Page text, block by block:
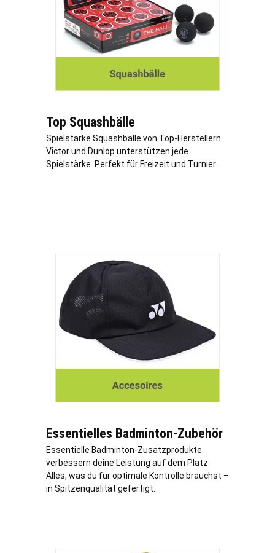
Top Squashbälle
Spielstarke Squashbälle von Top-Herstellern
Victor und Dunlop unterstützen jede
Spielstärke. Perfekt für Freizeit und Turnier.
Essentielles Badminton-Zubehör
Essentielle Badminton-Zusatzprodukte
verbessern deine Leistung auf dem Platz.
Alles, was du für optimale Kontrolle brauchst –
in Spitzenqualität gefertigt.